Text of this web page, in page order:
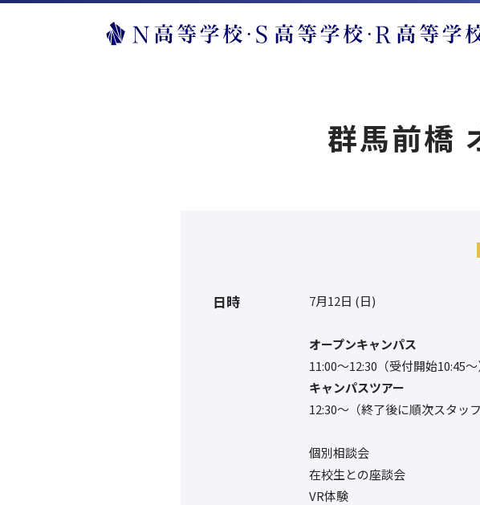
群馬前橋
日時 7月12日 (日)
オープンキャンパス
11:00〜12:30（受付開始10:45～
キャンパスツアー
12:30〜（終了後に順次スタッ
個別相談会
在校生との座談会
VR体験